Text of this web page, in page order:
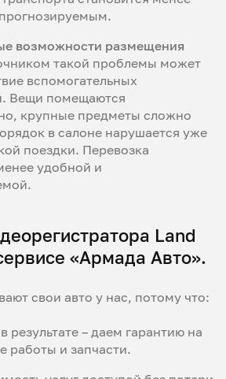
возможности размещения
такой проблемы может
вспомогательных
Вещи помещаются
крупные предметы сложно
в салоне нарушается уже
поездки. Перевозка
удобной и
Land
«Армада Авто».
свои авто у нас, потому что:
результате – даем гарантию на
работы и запчасти.